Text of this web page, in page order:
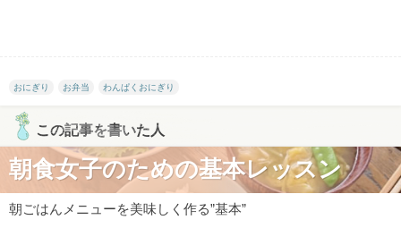
おにぎり お弁当 わんぱくおにぎり
この記事を書いた人
朝食女子のための基本レッスン
朝ごはんメニューを美味しく作る”基本”